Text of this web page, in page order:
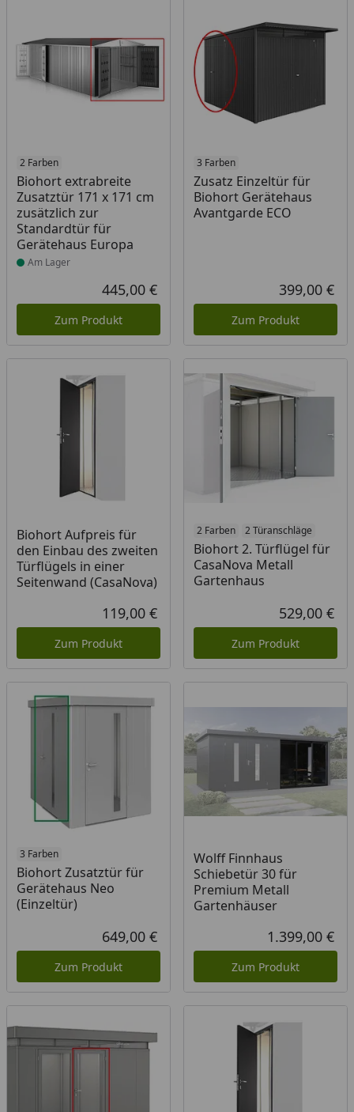
2 Farben
Biohort extrabreite
Zusatztür 171 x 171 cm
zusätzlich zur
Standardtür für
Gerätehaus Europa
Produkt am Lager
Am Lager
Aktueller Preis
445,00 €
Zum Produkt
3 Farben
Zusatz Einzeltür für
Biohort Gerätehaus
Avantgarde ECO
399,00 €
Zum Produkt
Biohort Aufpreis für
den Einbau des zweiten
Türflügels in einer
Seitenwand (CasaNova)
Aktueller Preis
119,00 €
Zum Produkt
2 Farben 2 Türanschläge
Biohort 2. Türflügel für
CasaNova Metall
Gartenhaus
529,00 €
Zum Produkt
3 Farben
Biohort Zusatztür für
Gerätehaus Neo
(Einzeltür)
Aktueller Preis
649,00 €
Zum Produkt
Wolff Finnhaus
Schiebetür 30 für
Premium Metall
Gartenhäuser
1.399,00 €
Zum Produkt